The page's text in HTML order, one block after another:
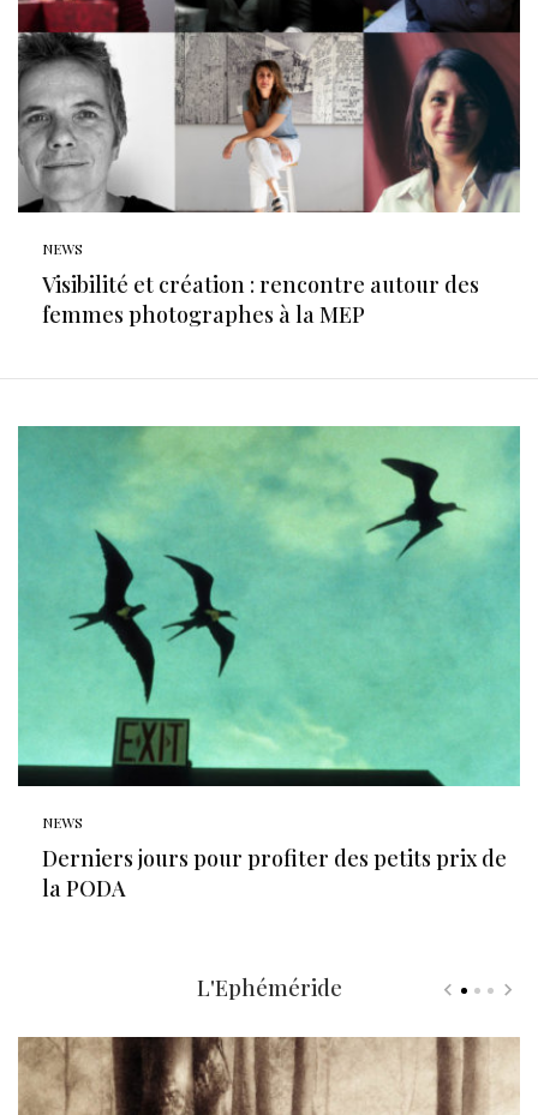
NEWS
Visibilité et création : rencontre autour des
femmes photographes à la MEP
NEWS
Derniers jours pour profiter des petits prix de
la PODA
L'Ephéméride